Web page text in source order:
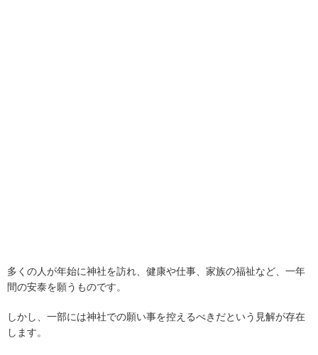
多くの人が年始に神社を訪れ、健康や仕事、家族の福祉など、一年
間の安泰を願うものです。
しかし、一部には神社での願い事を控えるべきだという見解が存在
します。